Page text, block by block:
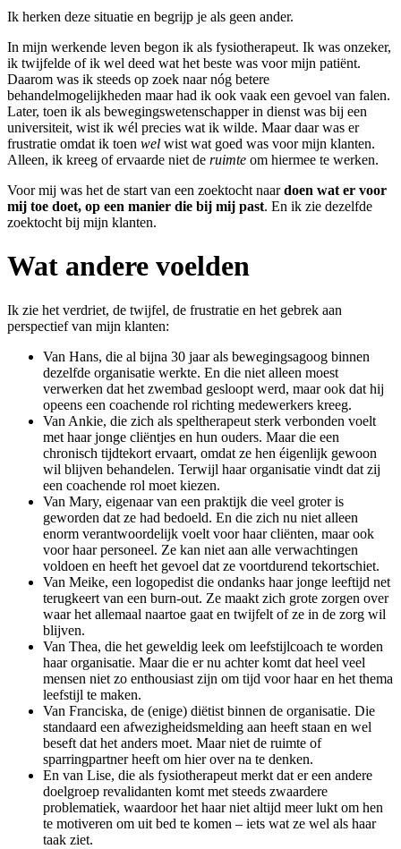
Ik herken deze situatie en begrijp je als geen ander.
In mijn werkende leven begon ik als fysiotherapeut. Ik was onzeker,
ik twijfelde of ik wel deed wat het beste was voor mijn patiënt.
Daarom was ik steeds op zoek naar nóg betere
behandelmogelijkheden maar had ik ook vaak een gevoel van falen.
Later, toen ik als bewegingswetenschapper in dienst was bij een
universiteit, wist ik wél precies wat ik wilde. Maar daar was er
frustratie omdat ik toen wel wist wat goed was voor mijn klanten.
Alleen, ik kreeg of ervaarde niet de ruimte om hiermee te werken.
Voor mij was het de start van een zoektocht naardoen wat er voor
mij toe doet, op een manier die bij mij past. En ik zie dezelfde
zoektocht bij mijn klanten.
Wat andere voelden
Ik zie het verdriet, de twijfel, de frustratie en het gebrek aan
perspectief van mijn klanten:
Van Hans, die al bijna 30 jaar als bewegingsagoog binnen
dezelfde organisatie werkte. En die niet alleen moest
verwerken dat het zwembad gesloopt werd, maar ook dat hij
opeens een coachende rol richting medewerkers kreeg.
Van Ankie, die zich als speltherapeut sterk verbonden voelt
met haar jonge cliëntjes en hun ouders. Maar die een
chronisch tijdtekort ervaart, omdat ze hen éigenlijk gewoon
wil blijven behandelen. Terwijl haar organisatie vindt dat zij
een coachende rol moet kiezen.
Van Mary, eigenaar van een praktijk die veel groter is
geworden dat ze had bedoeld. En die zich nu niet alleen
enorm verantwoordelijk voelt voor haar cliënten, maar ook
voor haar personeel. Ze kan niet aan alle verwachtingen
voldoen en heeft het gevoel dat ze voortdurend tekortschiet.
Van Meike, een logopedist die ondanks haar jonge leeftijd net
terugkeert van een burn-out. Ze maakt zich grote zorgen over
waar het allemaal naartoe gaat en twijfelt of ze in de zorg wil
blijven.
Van Thea, die het geweldig leek om leefstijlcoach te worden
haar organisatie. Maar die er nu achter komt dat heel veel
mensen niet zo enthousiast zijn om tijd voor haar en het thema
leefstijl te maken.
Van Franciska, de (enige) diëtist binnen de organisatie. Die
standaard een afwezigheidsmelding aan heeft staan en wel
beseft dat het anders moet. Maar niet de ruimte of
sparringpartner heeft om hier over na te denken.
En van Lise, die als fysiotherapeut merkt dat er een andere
doelgroep revalidanten komt met steeds zwaardere
problematiek, waardoor het haar niet altijd meer lukt om hen
te motiveren om uit bed te komen – iets wat ze wel als haar
taak ziet.